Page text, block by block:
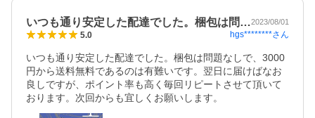
いつも通り安定した配達でした。梱包は問…2023/08/01
5.0 hgs********さん
いつも通り安定した配達でした。梱包は問題なしで、3000
円から送料無料であるのは有難いです。翌日に届けばなお
良しですが、ポイント率も高く毎回リピートさせて頂いて